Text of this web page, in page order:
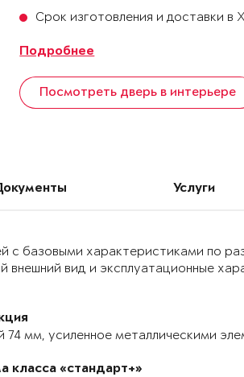
Срок изготовления и доставки в
Подробнее
Посмотреть дверь в интерьере
Услуги
с базовыми характеристиками по
внешний вид и эксплуатационные
мм, усиленное металлическими
класса «стандарт+»